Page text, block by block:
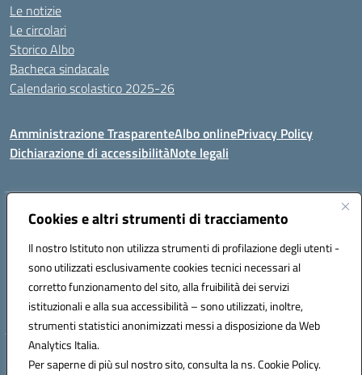
Cookies e altri strumenti di tracciamento
Il nostro Istituto non utilizza strumenti di profilazione degli utenti -
sono utilizzati esclusivamente cookies tecnici necessari al
corretto funzionamento del sito, alla fruibilità dei servizi
istituzionali e alla sua accessibilità – sono utilizzati, inoltre,
strumenti statistici anonimizzati messi a disposizione da Web
Analytics Italia.
Per saperne di più sul nostro sito, consulta la ns. Cookie Policy.
Le notizie
Le circolari
Storico Albo
Bacheca sindacale
Calendario scolastico 2025-26
Amministrazione TrasparenteAlbo onlinePrivacy Policy
Dichiarazione di accessibilitàNote legali
Indirizzo:VIA A. DE GASPERI, 41 RUDIANO 25030 RUDIANO
Posta elettronica certificata (PEC):bsic86100r@pec.istruzione.it
Codice fiscale: 82002390175
Codice meccanografico: BSIC86100R
Hosting & Powered by 3D Solution S.r.l.